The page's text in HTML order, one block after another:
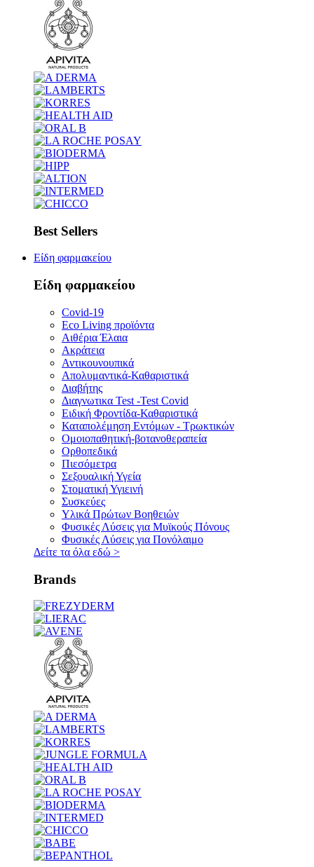
Best Sellers
Είδη φαρμακείου
Είδη φαρμακείου
Covid-19
Eco Living προϊόντα
Αιθέρια Έλαια
Ακράτεια
Αντικουνουπικά
Απολυμαντικά-Καθαριστικά
Διαβήτης
Διαγνωτικα Test -Test Covid
Ειδική Φροντίδα-Καθαριστικά
Καταπολέμηση Εντόμων - Τρωκτικών
Ομοιοπαθητική-βοτανοθεραπεία
Ορθοπεδικά
Πιεσόμετρα
Σεξουαλική Υγεία
Στοματική Υγιεινή
Συσκεύες
Υλικά Πρώτων Βοηθειών
Φυσικές Λύσεις για Μυϊκούς Πόνους
Φυσικές Λύσεις για Πονόλαιμο
Δείτε τα όλα εδώ >
Brands